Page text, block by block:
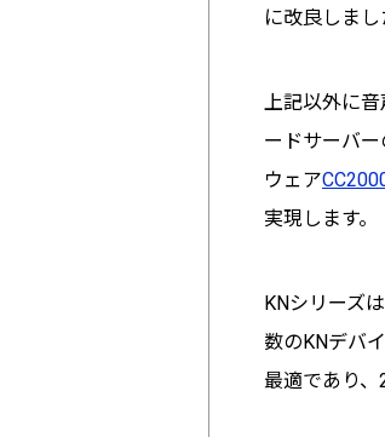
に改良しまし
上記以外に
ードサーバ
ウェア
実現します。
KNシリーズ
数のKNデバ
最適であり、